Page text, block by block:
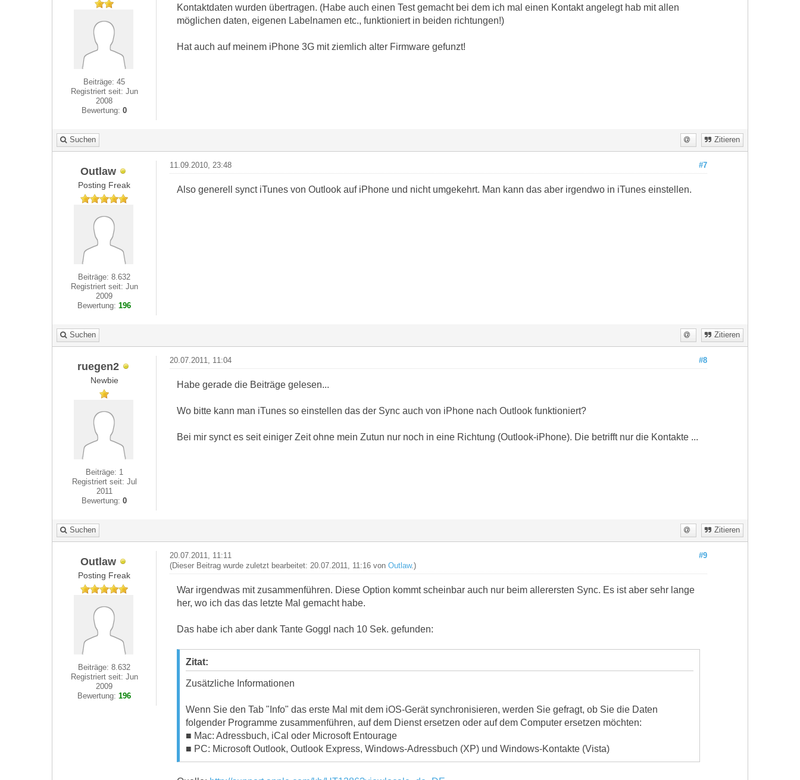
Beiträge: 45
Registriert seit: Jun
2008
Bewertung:0
Kontaktdaten wurden übertragen. (Habe auch einen Test gemacht bei dem ich mal einen Kontakt angelegt hab mit allen
möglichen daten, eigenen Labelnamen etc., funktioniert in beiden richtungen!)
Hat auch auf meinem iPhone 3G mit ziemlich alter Firmware gefunzt!
Suchen Zitieren
Outlaw
Posting Freak
Beiträge: 8.632
Registriert seit: Jun
2009
Bewertung:196
#7
11.09.2010, 23:48
Also generell synct iTunes von Outlook auf iPhone und nicht umgekehrt. Man kann das aber irgendwo in iTunes einstellen.
Suchen Zitieren
ruegen2
Newbie
Beiträge: 1
Registriert seit: Jul
2011
Bewertung:0
#8
20.07.2011, 11:04
Habe gerade die Beiträge gelesen...
Wo bitte kann man iTunes so einstellen das der Sync auch von iPhone nach Outlook funktioniert?
Bei mir synct es seit einiger Zeit ohne mein Zutun nur noch in eine Richtung (Outlook-iPhone). Die betrifft nur die Kontakte ...
Suchen Zitieren
Outlaw
Posting Freak
Beiträge: 8.632
Registriert seit: Jun
2009
Bewertung:196
#9
20.07.2011, 11:11
(Dieser Beitrag wurde zuletzt bearbeitet: 20.07.2011, 11:16 von Outlaw.)
War irgendwas mit zusammenführen. Diese Option kommt scheinbar auch nur beim allerersten Sync. Es ist aber sehr lange
her, wo ich das das letzte Mal gemacht habe.
Das habe ich aber dank Tante Goggl nach 10 Sek. gefunden:
Zitat:
Zusätzliche Informationen
Wenn Sie den Tab "Info" das erste Mal mit dem iOS-Gerät synchronisieren, werden Sie gefragt, ob Sie die Daten
folgender Programme zusammenführen, auf dem Dienst ersetzen oder auf dem Computer ersetzen möchten:
■ Mac: Adressbuch, iCal oder Microsoft Entourage
■ PC: Microsoft Outlook, Outlook Express, Windows-Adressbuch (XP) und Windows-Kontakte (Vista)